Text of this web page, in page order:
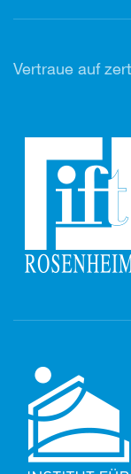
Vertraue auf